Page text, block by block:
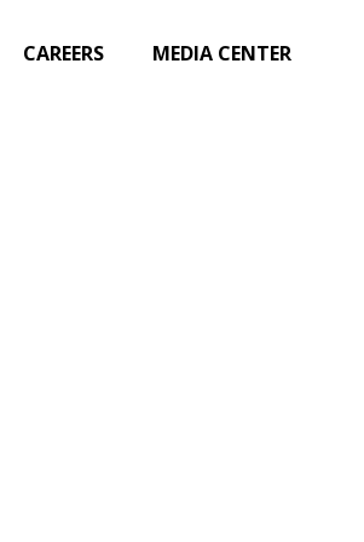
CAREERS MEDIA CENTER